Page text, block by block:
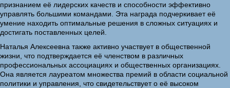
признанием её лидерских качеств и способности эффективно
управлять большими командами. Эта награда подчеркивает её
умение находить оптимальные решения в сложных ситуациях и
достигать поставленных целей.
Наталья Алексеевна также активно участвует в общественной
жизни, что подтверждается её членством в различных
профессиональных ассоциациях и общественных организациях.
Она является лауреатом множества премий в области социальной
политики и управления, что свидетельствует о её высоком